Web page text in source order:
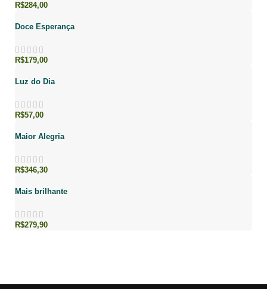
R$284,00
Doce Esperança
R$179,00
Luz do Dia
R$57,00
Maior Alegria
R$346,30
Mais brilhante
R$279,90